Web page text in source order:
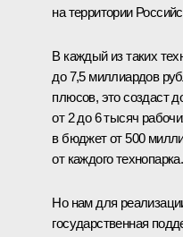
на территории
В каждый из таких
до 7,5 миллиардов
плюсов, это создаст
от 2 до 6 тысяч
в бюджет от 500
от каждого технопарка.
Но нам для
государственная